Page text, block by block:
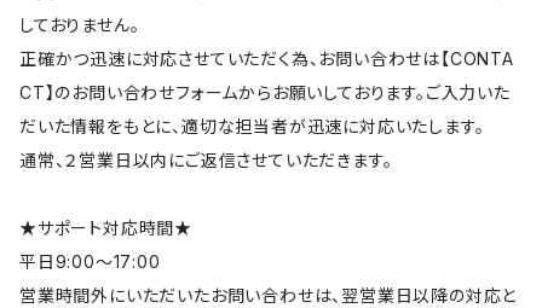
しておりません。
正確かつ迅速に対応させていただく為、お問い合わせは【CONTA
CT】のお問い合わせフォームからお願いしております。ご入力いた
だいた情報をもとに、適切な担当者が迅速に対応いたします。
通常、２営業日以内にご返信させていただきます。
★サポート対応時間★
平日9:00～17:00
営業時間外にいただいたお問い合わせは、翌営業日以降の対応と